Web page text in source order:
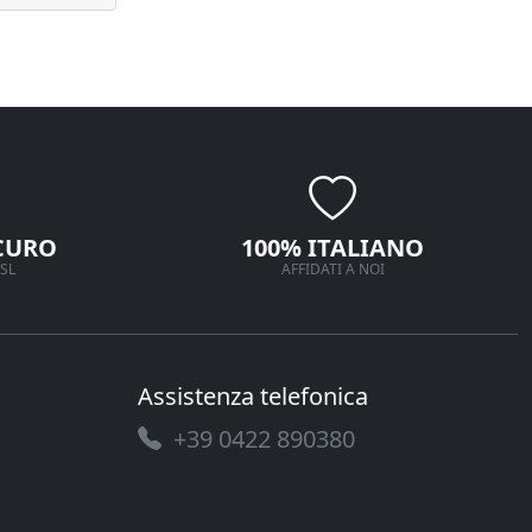
100% ITALIANO
AFFIDATI A NOI
Assistenza telefonica
+39 0422 890380